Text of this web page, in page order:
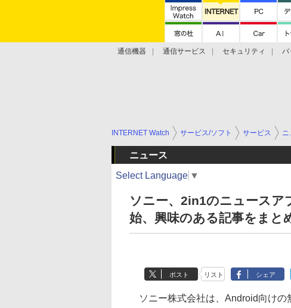
通信機器 通信サービス セキュリティ バ
INTERNET Watch サービス/ソフト サービス ニ
ニュース
Select Language ▼
ソニー、2in1のニュースア
始、興味のある記事をまと
ポスト リスト シェア
ソニー株式会社は、Android向けの